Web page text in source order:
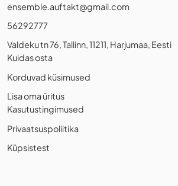
ensemble.auftakt@gmail.com
56292777
Valdeku tn 76, Tallinn, 11211, Harjumaa, Eesti
Kuidas osta
Korduvad küsimused
Lisa oma üritus
Kasutustingimused
Privaatsuspoliitika
Küpsistest